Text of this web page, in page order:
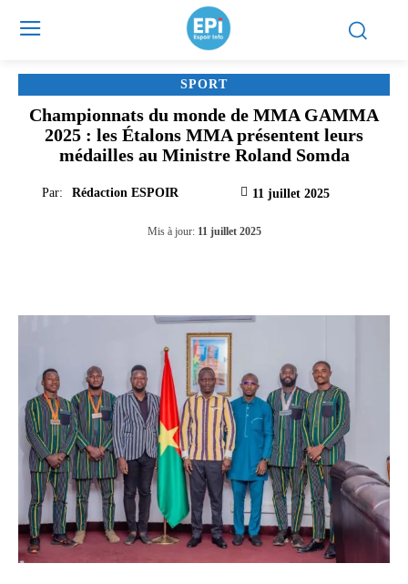
SPORT
Championnats du monde de MMA GAMMA
2025 : les Étalons MMA présentent leurs
médailles au Ministre Roland Somda
Par: Rédaction ESPOIR 11 juillet 2025
Mis à jour: 11 juillet 2025